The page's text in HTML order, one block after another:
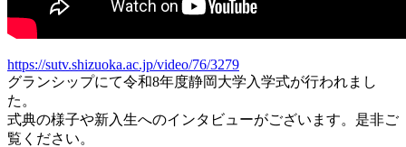
https://sutv.shizuoka.ac.jp/video/76/3279
グランシップにて令和8年度静岡大学入学式が行われまし
た。
式典の様子や新入生へのインタビューがございます。是非ご
覧ください。